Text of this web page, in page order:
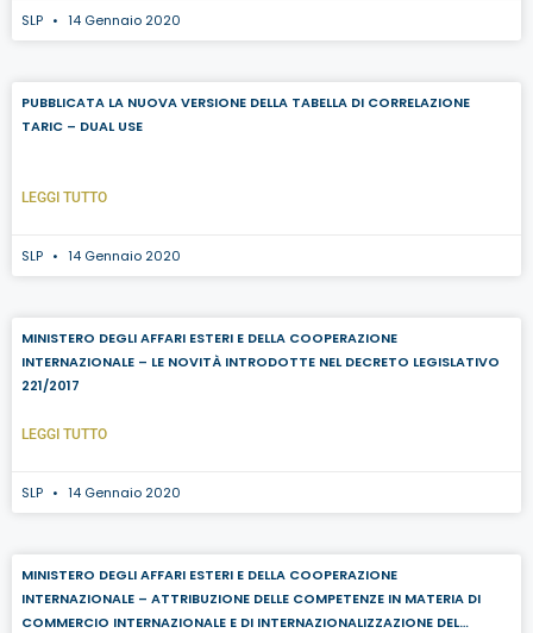
SLP 14 Gennaio 2020
PUBBLICATA LA NUOVA VERSIONE DELLA TABELLA DI CORRELAZIONE
TARIC – DUAL USE
LEGGI TUTTO
SLP 14 Gennaio 2020
MINISTERO DEGLI AFFARI ESTERI E DELLA COOPERAZIONE
INTERNAZIONALE – LE NOVITÀ INTRODOTTE NEL DECRETO LEGISLATIVO
221/2017
LEGGI TUTTO
SLP 14 Gennaio 2020
MINISTERO DEGLI AFFARI ESTERI E DELLA COOPERAZIONE
INTERNAZIONALE – ATTRIBUZIONE DELLE COMPETENZE IN MATERIA DI
COMMERCIO INTERNAZIONALE E DI INTERNAZIONALIZZAZIONE DEL